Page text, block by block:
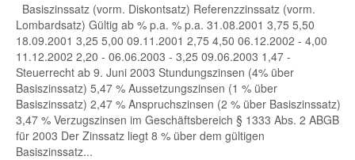
Basiszinssatz (vorm. Diskontsatz) Referenzzinssatz (vorm.
Lombardsatz) Gültig ab % p.a. % p.a. 31.08.2001 3,75 5,50
18.09.2001 3,25 5,00 09.11.2001 2,75 4,50 06.12.2002 - 4,00
11.12.2002 2,20 - 06.06.2003 - 3,25 09.06.2003 1,47 -
Steuerrecht ab 9. Juni 2003 Stundungszinsen (4% über
Basiszinssatz) 5,47 % Aussetzungszinsen (1 % über
Basiszinssatz) 2,47 % Anspruchszinsen (2 % über Basiszinssatz)
3,47 % Verzugszinsen im Geschäftsbereich § 1333 Abs. 2 ABGB
für 2003 Der Zinssatz liegt 8 % über dem gültigen
Basiszinssatz...